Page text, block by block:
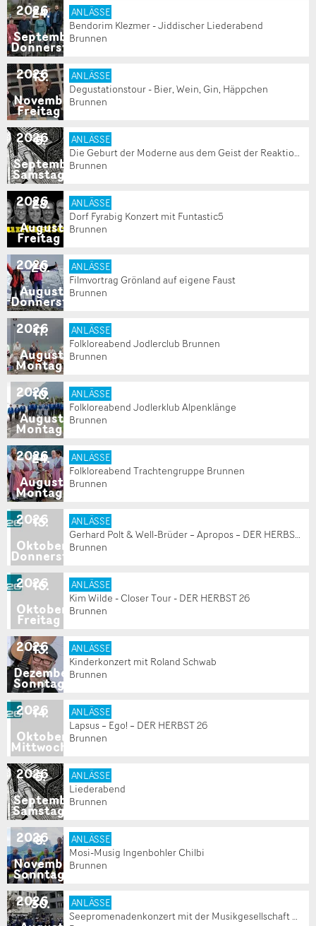
Donnerstag
24.
September
2026 ANLÄSSE
Bendorim Klezmer - Jiddischer Liederabend
Brunnen
Freitag
13.
November
2026 ANLÄSSE
Degustationstour - Bier, Wein, Gin, Häppchen
Brunnen
Samstag
5.
September
2026 ANLÄSSE
Die Geburt der Moderne aus dem Geist der Reaktion?
Brunnen
Freitag
28.
August
2026 ANLÄSSE
Dorf Fyrabig Konzert mit Funtastic5
Brunnen
Donnerstag
20.
August
2026 ANLÄSSE
Filmvortrag Grönland auf eigene Faust
Brunnen
Montag
17.
August
2026 ANLÄSSE
Folkloreabend Jodlerclub Brunnen
Brunnen
Montag
10.
August
2026 ANLÄSSE
Folkloreabend Jodlerklub Alpenklänge
Brunnen
Montag
24.
August
2026 ANLÄSSE
Folkloreabend Trachtengruppe Brunnen
Brunnen
Donnerstag
15.
Oktober
2026 ANLÄSSE
Gerhard Polt & Well-Brüder – Apropos – DER HERBST 26
Brunnen
Freitag
16.
Oktober
2026 ANLÄSSE
Kim Wilde - Closer Tour - DER HERBST 26
Brunnen
Sonntag
13.
Dezember
2026 ANLÄSSE
Kinderkonzert mit Roland Schwab
Brunnen
Mittwoch
14.
Oktober
2026 ANLÄSSE
Lapsus – Ego! – DER HERBST 26
Brunnen
Samstag
5.
September
2026 ANLÄSSE
Liederabend
Brunnen
Sonntag
8.
November
2026 ANLÄSSE
Mosi-Musig Ingenbohler Chilbi
Brunnen
30.
2026 ANLÄSSE
Seepromenadenkonzert mit der Musikgesellschaft Brunnen